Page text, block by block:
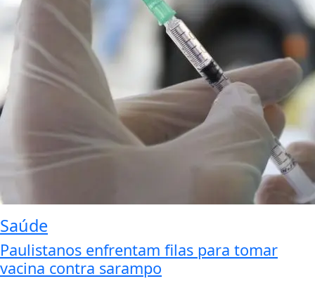
Saúde
Paulistanos enfrentam filas para tomar
vacina contra sarampo